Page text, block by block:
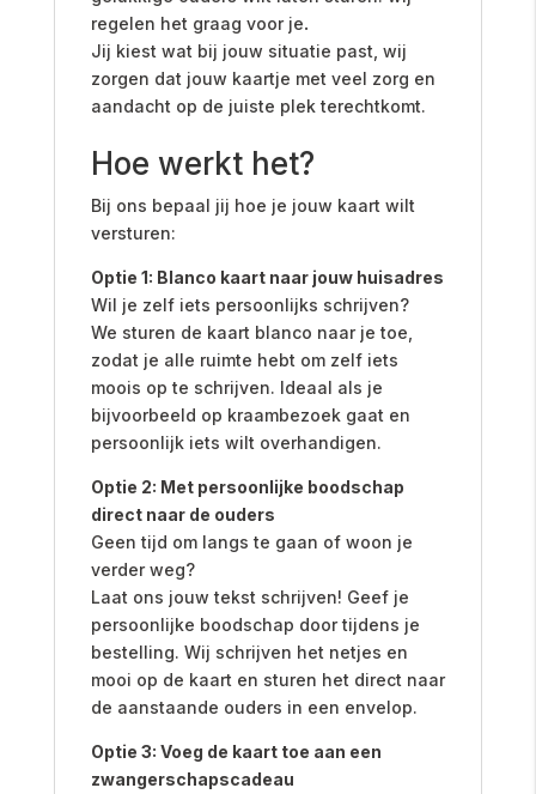
regelen het graag voor je.
Jij kiest wat bij jouw situatie past, wij
zorgen dat jouw kaartje met veel zorg en
aandacht op de juiste plek terechtkomt.
Hoe werkt het?
Bij ons bepaal jij hoe je jouw kaart wilt
versturen:
Optie 1: Blanco kaart naar jouw huisadres
Wil je zelf iets persoonlijks schrijven?
We sturen de kaart blanco naar je toe,
zodat je alle ruimte hebt om zelf iets
moois op te schrijven. Ideaal als je
bijvoorbeeld op kraambezoek gaat en
persoonlijk iets wilt overhandigen.
Optie 2: Met persoonlijke boodschap
direct naar de ouders
Geen tijd om langs te gaan of woon je
verder weg?
Laat ons jouw tekst schrijven! Geef je
persoonlijke boodschap door tijdens je
bestelling. Wij schrijven het netjes en
mooi op de kaart en sturen het direct naar
de aanstaande ouders in een envelop.
Optie 3: Voeg de kaart toe aan een
zwangerschapscadeau